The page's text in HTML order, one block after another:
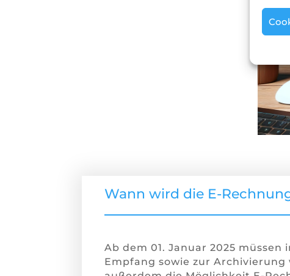
Wann wird die E-
Ab dem 01. Januar 2025
Empfang sowie zur Archivierung